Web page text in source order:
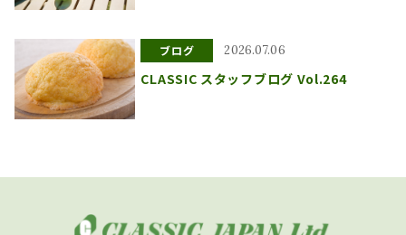
ブログ 2026.07.06
CLASSIC スタッフブログ Vol.264